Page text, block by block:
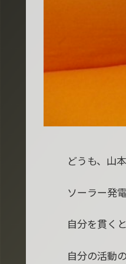
どうも、山
ソーラー発
自分を貫く
自分の活動